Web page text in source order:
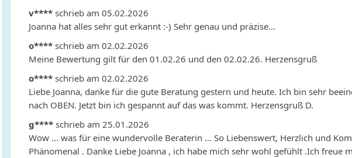
v**** schrieb am 05.02.2026
Joanna hat alles sehr gut erkannt :-) Sehr genau und präzise...
o**** schrieb am 02.02.2026
Meine Bewertung gilt für den 01.02.26 und den 02.02.26. Herzensgruß
o**** schrieb am 02.02.2026
Liebe Joanna, danke für die gute Beratung gestern und heute. Ich bin sehr
nach OBEN. Jetzt bin ich gespannt auf das was kommt. Herzensgruß D.
g**** schrieb am 25.01.2026
Wow ... was für eine wundervolle Beraterin ... So Liebenswert, Herzlich und
Phänomenal . Danke Liebe Joanna , ich habe mich sehr wohl gefühlt .Ich freue